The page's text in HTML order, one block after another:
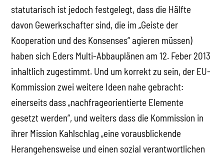
statutarisch ist jedoch festgelegt, dass die Hälfte
davon Gewerkschafter sind, die im „Geiste der
Kooperation und des Konsenses“ agieren müssen)
haben sich Eders Multi-Abbauplänen am 12. Feber 2013
inhaltlich zugestimmt. Und um korrekt zu sein, der EU-
Kommission zwei weitere Ideen nahe gebracht:
einerseits dass „nachfrageorientierte Elemente
gesetzt werden“, und weiters dass die Kommission in
ihrer Mission Kahlschlag „eine vorausblickende
Herangehensweise und einen sozial verantwortlichen